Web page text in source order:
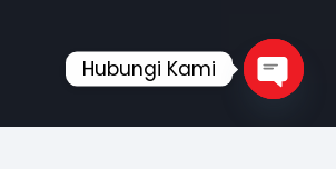
Hubungi Kami